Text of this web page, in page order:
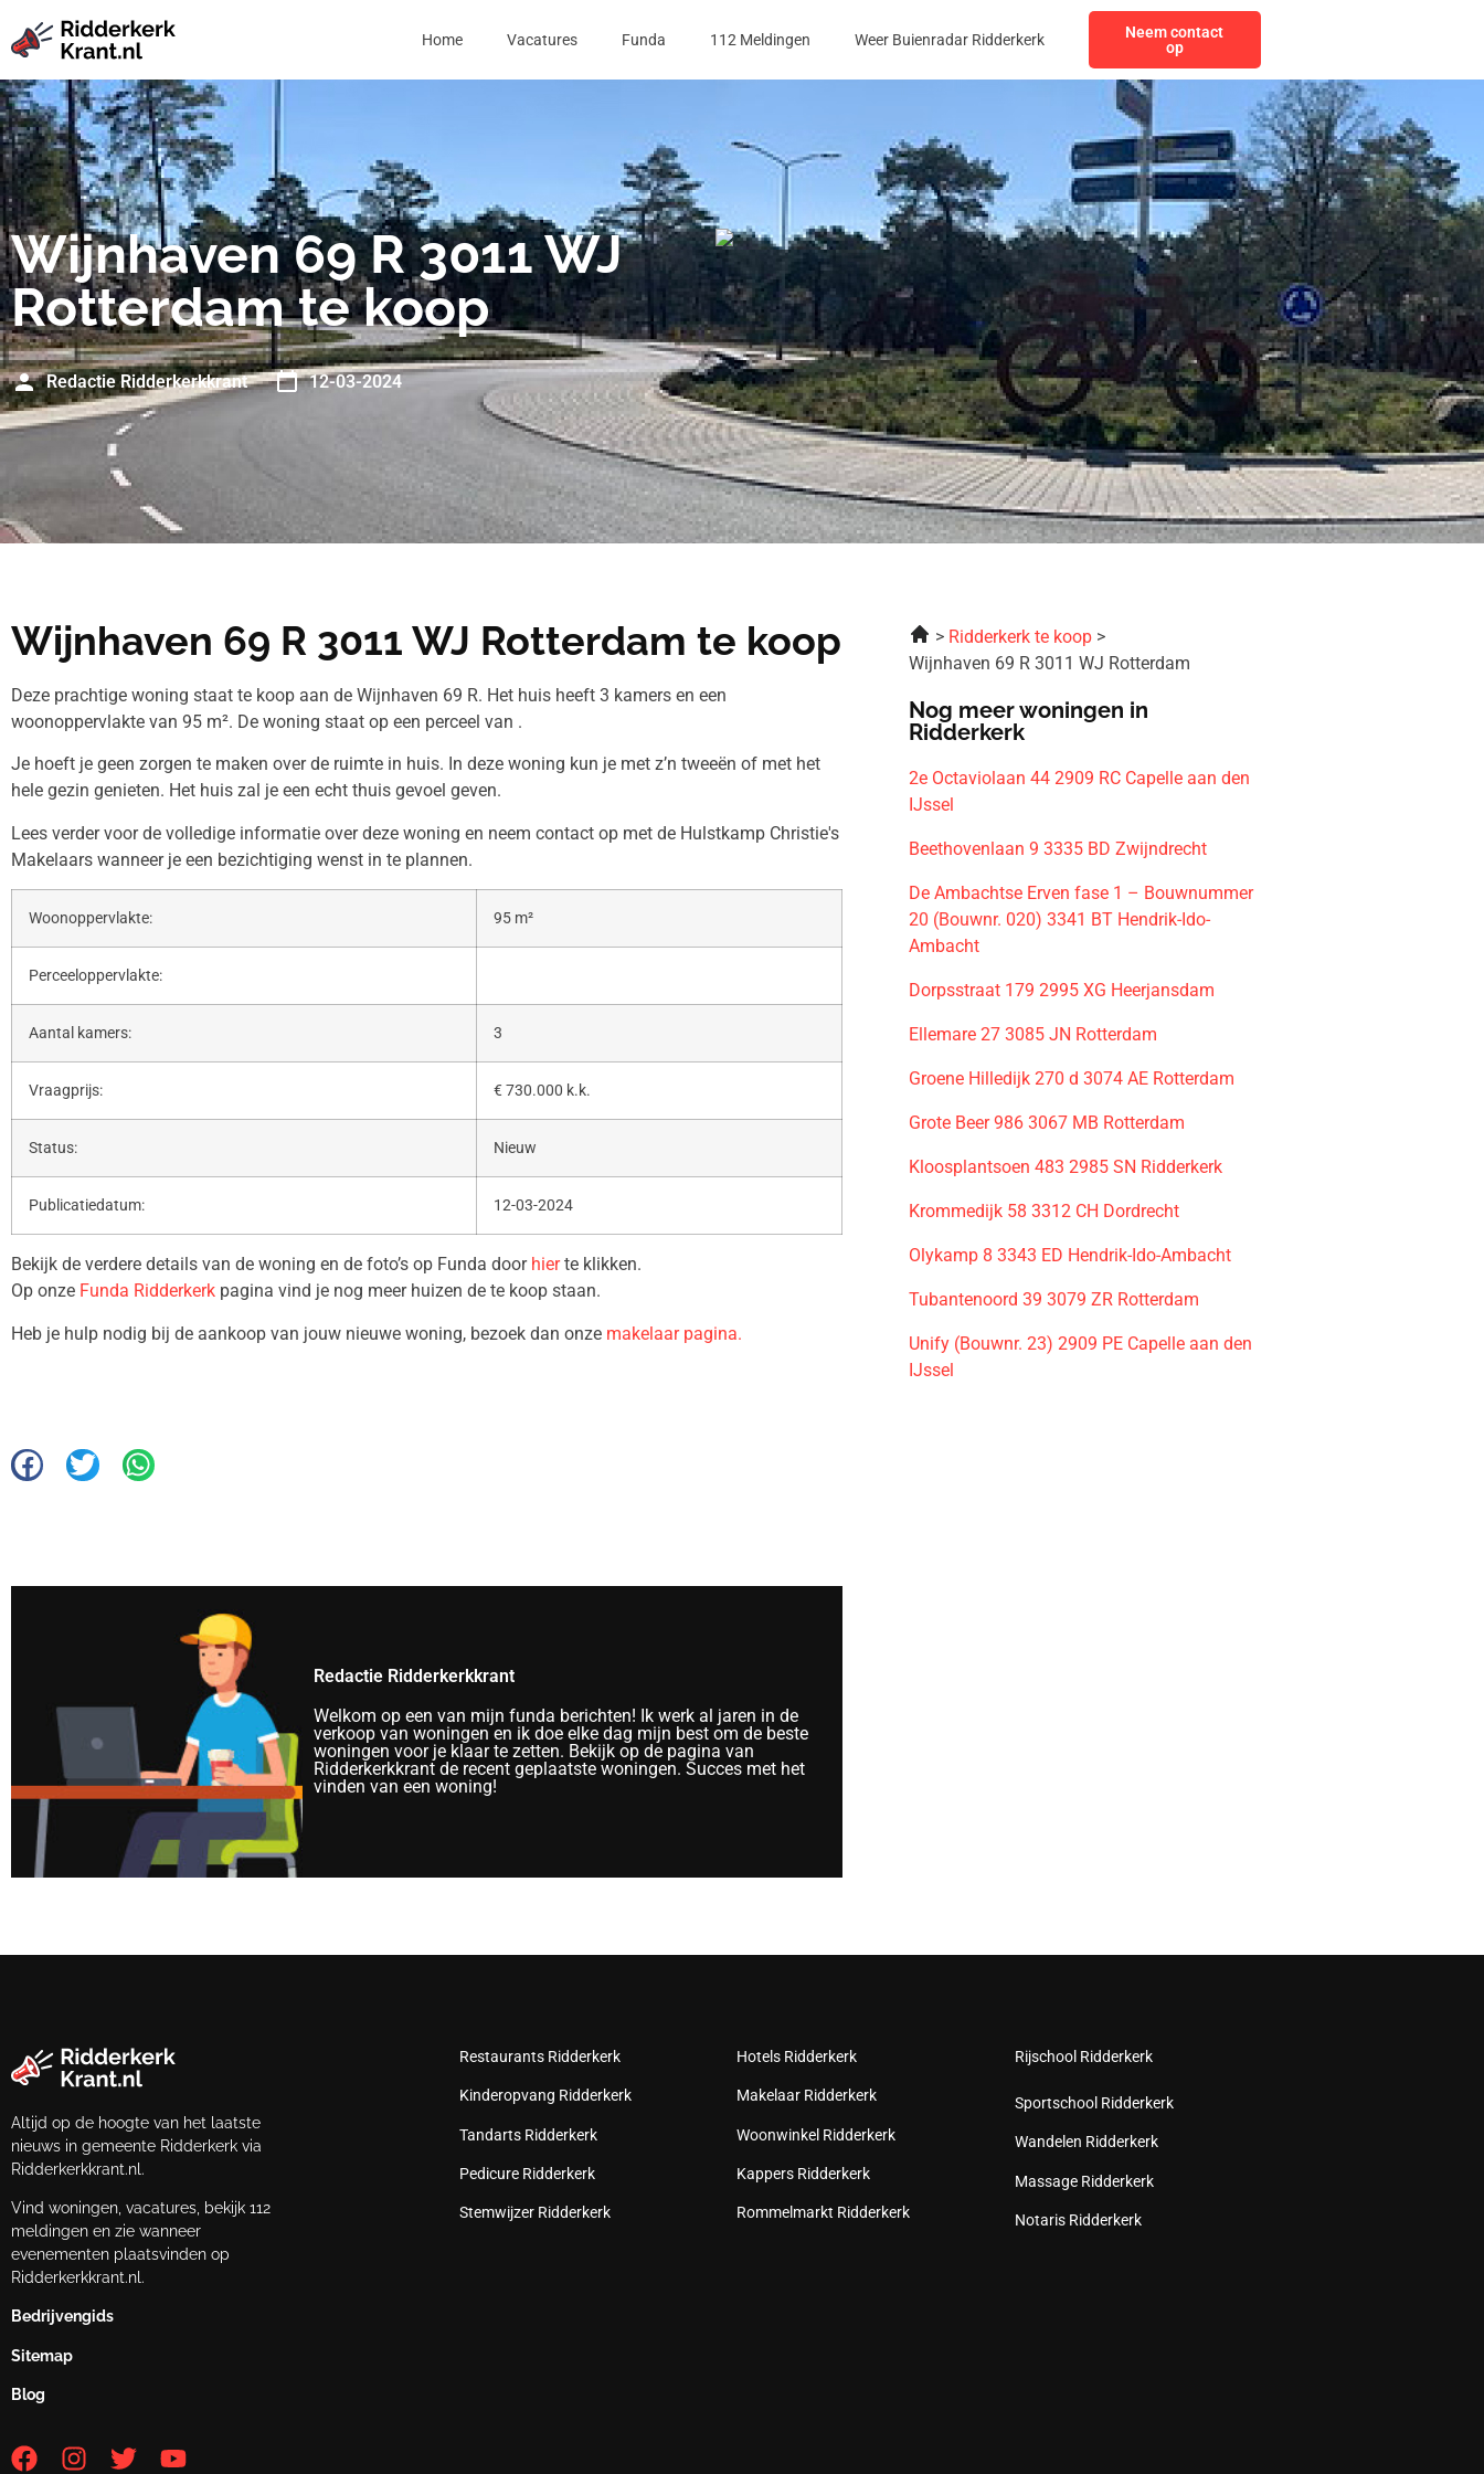
Home Vacatures Funda 112 Meldingen Weer Buienradar Ridderkerk
Neem contact
op
Wijnhaven 69 R 3011 WJ
Rotterdam te koop
Redactie Ridderkerkkrant 12-03-2024
Wijnhaven 69 R 3011 WJ Rotterdam te koop
Deze prachtige woning staat te koop aan de Wijnhaven 69 R. Het huis heeft 3 kamers en een
woonoppervlakte van 95 m². De woning staat op een perceel van .
Je hoeft je geen zorgen te maken over de ruimte in huis. In deze woning kun je met z’n tweeën of met het
hele gezin genieten. Het huis zal je een echt thuis gevoel geven.
Lees verder voor de volledige informatie over deze woning en neem contact op met de Hulstkamp Christie's
Makelaars wanneer je een bezichtiging wenst in te plannen.
Woonoppervlakte: 95 m²
Perceeloppervlakte:
Aantal kamers: 3
Vraagprijs: € 730.000 k.k.
Status: Nieuw
Publicatiedatum: 12-03-2024
Bekijk de verdere details van de woning en de foto’s op Funda door hierte klikken.
Op onze Funda Ridderkerk pagina vind je nog meer huizen de te koop staan.
Heb je hulp nodig bij de aankoop van jouw nieuwe woning, bezoek dan onze makelaar pagina.
Redactie Ridderkerkkrant
Welkom op een van mijn funda berichten! Ik werk al jaren in de
verkoop van woningen en ik doe elke dag mijn best om de beste
woningen voor je klaar te zetten. Bekijk op de pagina van
Ridderkerkkrant de recent geplaatste woningen. Succes met het
vinden van een woning!
Ridderkerk te koop
Wijnhaven 69 R 3011 WJ Rotterdam
Nog meer woningen in
Ridderkerk
2e Octaviolaan 44 2909 RC Capelle aan den
IJssel
Beethovenlaan 9 3335 BD Zwijndrecht
De Ambachtse Erven fase 1 – Bouwnummer
20 (Bouwnr. 020) 3341 BT Hendrik-Ido-
Ambacht
Dorpsstraat 179 2995 XG Heerjansdam
Ellemare 27 3085 JN Rotterdam
Groene Hilledijk 270 d 3074 AE Rotterdam
Grote Beer 986 3067 MB Rotterdam
Kloosplantsoen 483 2985 SN Ridderkerk
Krommedijk 58 3312 CH Dordrecht
Olykamp 8 3343 ED Hendrik-Ido-Ambacht
Tubantenoord 39 3079 ZR Rotterdam
Unify (Bouwnr. 23) 2909 PE Capelle aan den
IJssel
Altijd op de hoogte van het laatste
nieuws in gemeente Ridderkerk via
Ridderkerkkrant.nl.
Vind woningen, vacatures, bekijk 112
meldingen en zie wanneer
evenementen plaatsvinden op
Ridderkerkkrant.nl.
Bedrijvengids
Sitemap
Blog
Restaurants Ridderkerk
Kinderopvang Ridderkerk
Tandarts Ridderkerk
Pedicure Ridderkerk
Stemwijzer Ridderkerk
Hotels Ridderkerk
Makelaar Ridderkerk
Woonwinkel Ridderkerk
Kappers Ridderkerk
Rommelmarkt Ridderkerk
Rijschool Ridderkerk
Sportschool Ridderkerk
Wandelen Ridderkerk
Massage Ridderkerk
Notaris Ridderkerk